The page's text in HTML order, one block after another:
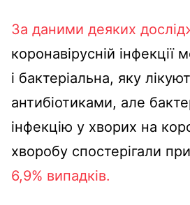
За даними деяких
коронавірусній
і бактеріальна, яку
антибіотиками, але
інфекцію у хворих на
хворобу спостерігали
6,9% випадків.